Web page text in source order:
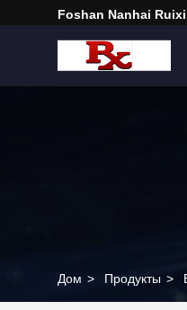
Foshan Nanhai
Дом > Продукты >